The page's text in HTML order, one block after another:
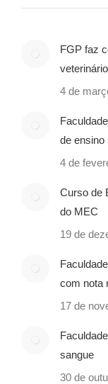
FGP faz
4 de
de ensino
4 de
Curso de
do MEC
19 de
com nota
17 de
sangue
30 de